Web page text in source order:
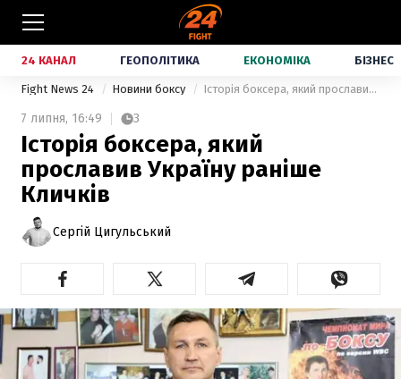
24 КАНАЛ ГЕОПОЛІТИКА ЕКОНОМІКА БІЗНЕС
Fight News 24 Новини боксу Історія боксера, який прославив Україну раніше Кличків
7 липня, 16:49 3
Історія боксера, який
прославив Україну раніше
Кличків
Сергій Цигульський